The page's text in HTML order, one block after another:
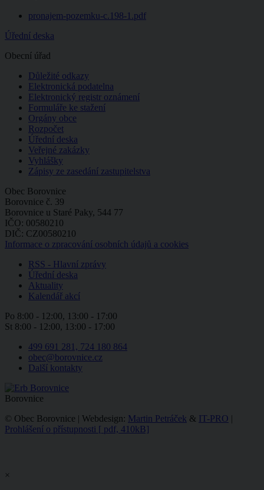
pronajem-pozemku-c.198-1.pdf
Úřední deska
Obecní úřad
Důležité odkazy
Elektronická podatelna
Elektronický registr oznámení
Formuláře ke stažení
Orgány obce
Rozpočet
Úřední deska
Veřejné zakázky
Vyhlášky
Zápisy ze zasedání zastupitelstva
Obec Borovnice
Borovnice č. 39
Borovnice u Staré Paky, 544 77
IČO: 00580210
DIČ: CZ00580210
Informace o zpracování osobních údajů a cookies
RSS - Hlavní zprávy
Úřední deska
Aktuality
Kalendář akcí
Po 8:00 - 12:00, 13:00 - 17:00
St 8:00 - 12:00, 13:00 - 17:00
499 691 281, 724 180 864
obec@borovnice.cz
Další kontakty
Borovnice
© Obec Borovnice | Webdesign: Martin Petráček & IT-PRO |
Prohlášení o přístupnosti [ pdf, 410kB]
×